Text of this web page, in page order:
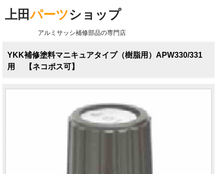
上田パーツショップ
アルミサッシ補修部品の専門店
YKK補修塗料マニキュアタイプ（樹脂用）APW330/331
用 【ネコポス可】